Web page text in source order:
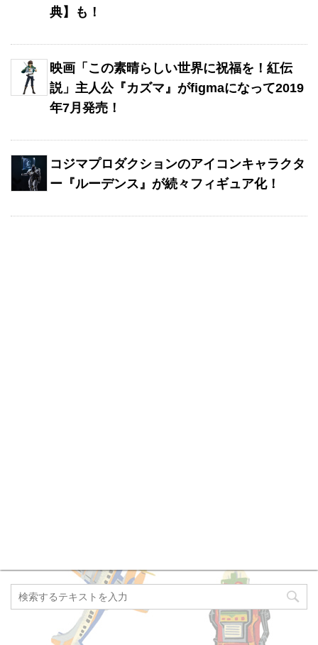
典】も！
映画「この素晴らしい世界に祝福を！紅伝
説」主人公『カズマ』がfigmaになって2019
年7月発売！
コジマプロダクションのアイコンキャラクタ
ー『ルーデンス』が続々フィギュア化！